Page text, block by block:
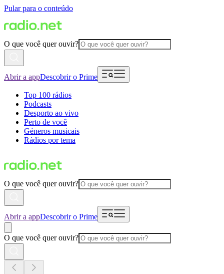
Pular para o conteúdo
O que você quer ouvir?
Abrir a appDescobrir o Prime
Top 100 rádios
Podcasts
Desporto ao vivo
Perto de você
Géneros musicais
Rádios por tema
O que você quer ouvir?
Abrir a appDescobrir o Prime
O que você quer ouvir?